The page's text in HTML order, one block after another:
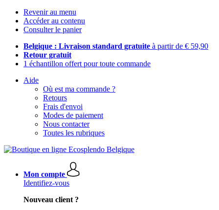
Revenir au menu
Accéder au contenu
Consulter le panier
Belgique : Livraison standard gratuite à partir de € 59,90
Retour gratuit
1 échantillon offert pour toute commande
Aide
Où est ma commande ?
Retours
Frais d'envoi
Modes de paiement
Nous contacter
Toutes les rubriques
Mon compte
Identifiez-vous
Nouveau client ?